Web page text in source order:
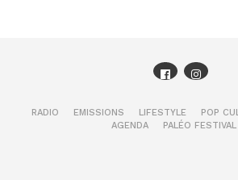
RADIO EMISSIONS LIFESTYLE POP
AGENDA
PALÉO